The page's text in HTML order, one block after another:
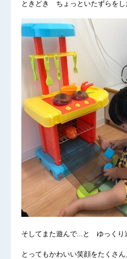
ときどき ちょっといたずらを
そしてまた遊んで...と ゆっく
とってもかわいい笑顔をたくさ